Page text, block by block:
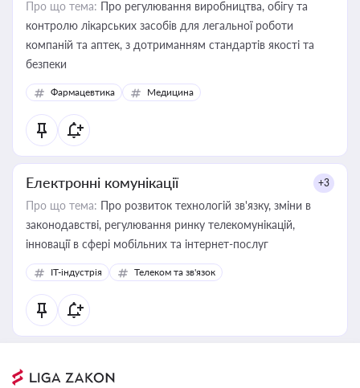
Про що тема: Про регулювання виробництва, обігу та
контролю лікарських засобів для легальної роботи
компаній та аптек, з дотриманням стандартів якості та
безпеки
Фармацевтика Медицина
Електронні комунікації +3
Про що тема: Про розвиток технологій зв'язку, зміни в
законодавстві, регулювання ринку телекомунікацій,
інновації в сфері мобільних та інтернет-послуг
IT-індустрія Телеком та зв'язок